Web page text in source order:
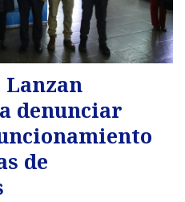
Lanzan
denunciar
de